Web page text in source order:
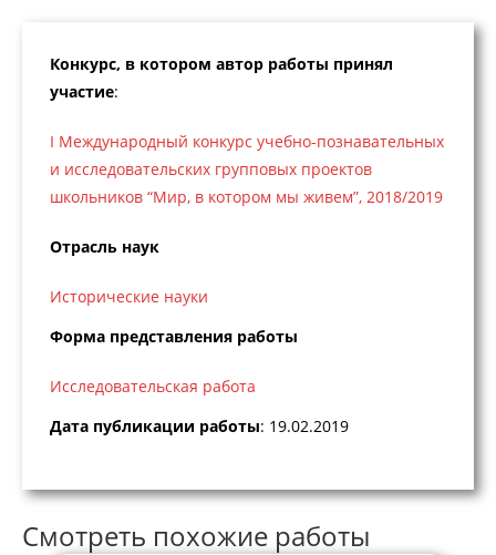
Конкурс, в котором автор работы принял
участие:
I Международный конкурс учебно-познавательных
и исследовательских групповых проектов
школьников “Мир, в котором мы живем”, 2018/2019
Отрасль наук
Исторические науки
Форма представления работы
Исследовательская работа
Дата публикации работы: 19.02.2019
Смотреть похожие работы